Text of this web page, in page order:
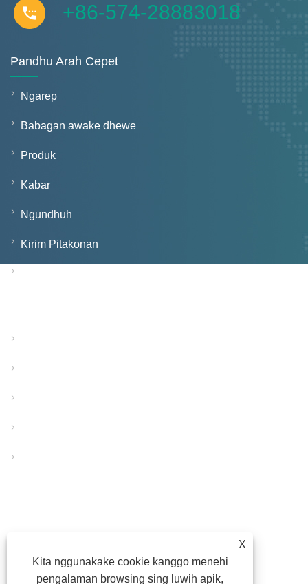
X
Kita nggunakake cookie kanggo menehi
pengalaman browsing sing luwih apik,
+86-574-28883018
Pandhu Arah Cepet
Ngarep
Babagan awake dhewe
Produk
Kabar
Ngundhuh
Kirim Pitakonan
Hengzhang, Shiqi Street, Haishu
District, Ningbo, Zhejiang